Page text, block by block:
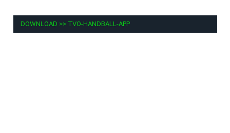
DOWNLOAD >> TVO-HANDBALL-APP